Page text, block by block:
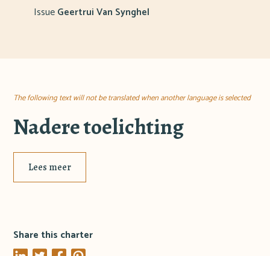
IssueGeertrui Van Synghel
The following text will not be translated when another language is selected
Nadere toelichting
Lees meer
Share this charter